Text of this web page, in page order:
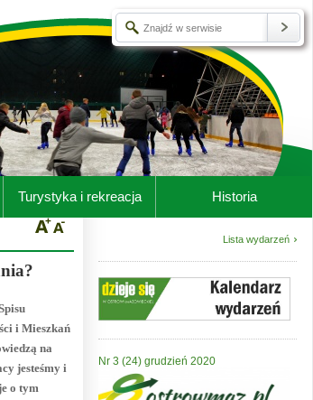
Turystyka i rekreacja Historia
i Mieszkań
na
jesteśmy i
o tym
Lista wydarzeń
Nr 3 (24) grudzień 2020